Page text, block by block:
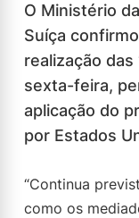
O Ministério
Suíça
realização das
sexta-feira,
aplicação do
por Estados
“Continua
como os